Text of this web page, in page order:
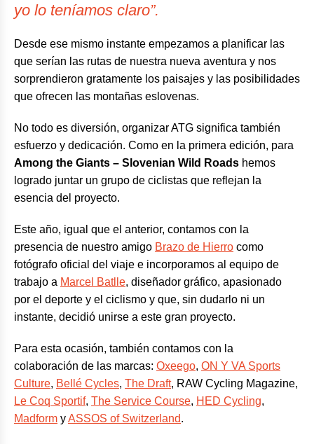
yo lo teníamos claro”.
Desde ese mismo instante empezamos a planificar las
que serían las rutas de nuestra nueva aventura y nos
sorprendieron gratamente los paisajes y las posibilidades
que ofrecen las montañas eslovenas.
No todo es diversión, organizar ATG significa también
esfuerzo y dedicación. Como en la primera edición, para
Among the Giants – Slovenian Wild Roads hemos
logrado juntar un grupo de ciclistas que reflejan la
esencia del proyecto.
Este año, igual que el anterior, contamos con la
presencia de nuestro amigo Brazo de Hierro como
fotógrafo oficial del viaje e incorporamos al equipo de
trabajo a Marcel Batlle, diseñador gráfico, apasionado
por el deporte y el ciclismo y que, sin dudarlo ni un
instante, decidió unirse a este gran proyecto.
Para esta ocasión, también contamos con la
colaboración de las marcas: Oxeego, ON Y VA Sports
Culture, Bellé Cycles, The Draft, RAW Cycling Magazine,
Le Coq Sportif, The Service Course, HED Cycling,
Madform yASSOS of Switzerland.